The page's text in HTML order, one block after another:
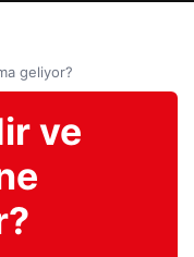
geliyor?
ve